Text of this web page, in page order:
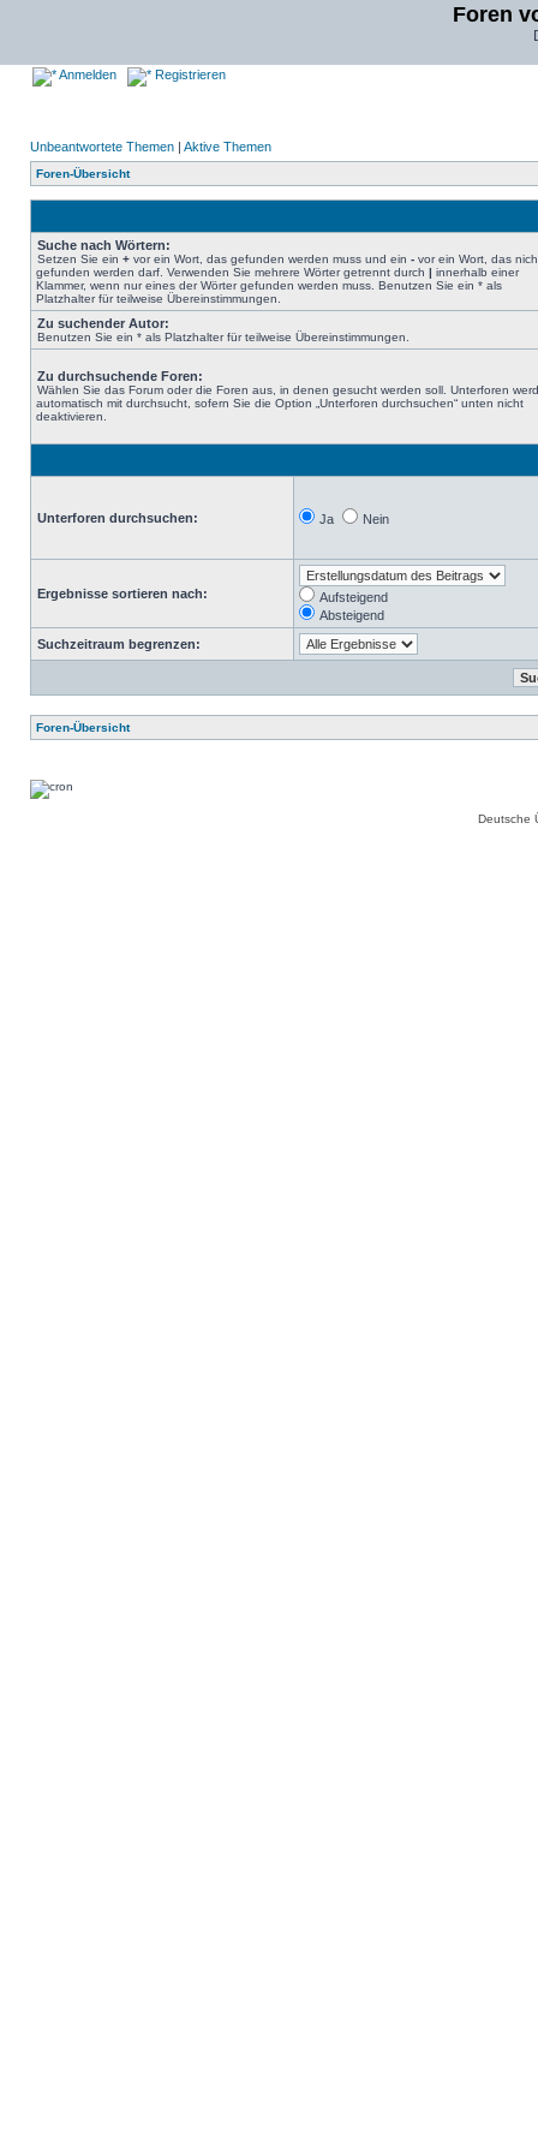
Foren
Anmelden Registrieren
Unbeantwortete Themen | Aktive Themen
Foren-Übersicht
Suche nach Wörtern:
Setzen Sie ein + vor ein Wort, das gefunden werden muss und ein - vor ein Wort, das
gefunden werden darf. Verwenden Sie mehrere Wörter getrennt durch | innerhalb einer
Klammer, wenn nur eines der Wörter gefunden werden muss. Benutzen Sie ein * als
Platzhalter für teilweise Übereinstimmungen.
Zu suchender Autor:
Benutzen Sie ein * als Platzhalter für teilweise Übereinstimmungen.
Zu durchsuchende Foren:
Wählen Sie das Forum oder die Foren aus, in denen gesucht werden soll. Unterforen
automatisch mit durchsucht, sofern Sie die Option „Unterforen durchsuchen“ unten nicht
deaktivieren.
Unterforen durchsuchen: Ja Nein
Ergebnisse sortieren nach:
Aufsteigend
Absteigend
Suchzeitraum begrenzen:
Foren-Übersicht
Deutsche